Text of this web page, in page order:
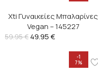
Xti Γυναικείες Μπαλαρίνες
Vegan – 145227
59.95€ 49.95€
-1
7%